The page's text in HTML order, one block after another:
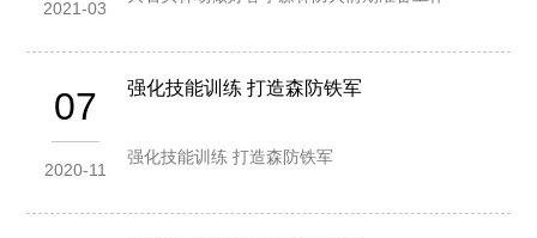
2021-03
07
2020-11
强化技能训练 打造森防铁军
强化技能训练 打造森防铁军